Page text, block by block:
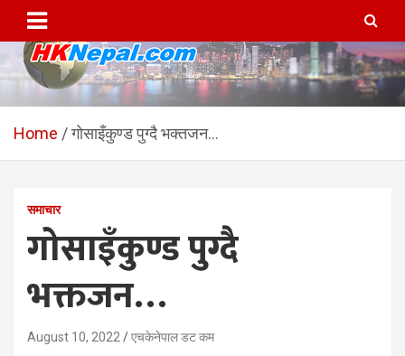
content
HKNepal.com – हङकङबाट
सञ्चालित पहिलो नेपाली अनलाईन
hknepal, hknepal.com, hk nepal, hk nepal com
Home गोसाइँकुण्ड पुग्दै भक्तजन…
समाचार
गोसाइँकुण्ड पुग्दै
भक्तजन…
August 10, 2022 एचकेनेपाल डट कम